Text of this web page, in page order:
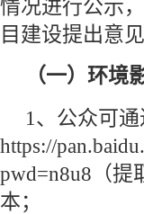
情况进行公示
目建设提出意
（一）环
1、公众可
https://
pwd=n8u8（提
本；